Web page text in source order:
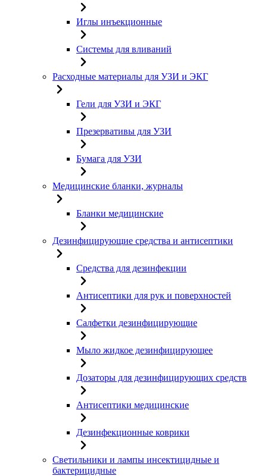
Иглы инъекционные
Системы для вливаний
Расходные материалы для УЗИ и ЭКГ
Гели для УЗИ и ЭКГ
Презервативы для УЗИ
Бумага для УЗИ
Медицинские бланки, журналы
Бланки медицинские
Дезинфицирующие средства и антисептики
Средства для дезинфекции
Антисептики для рук и поверхностей
Салфетки дезинфицирующие
Мыло жидкое дезинфицирующее
Дозаторы для дезинфицирующих средств
Антисептики медицинские
Дезинфекционные коврики
Светильники и лампы инсектицидные и
бактерицидные